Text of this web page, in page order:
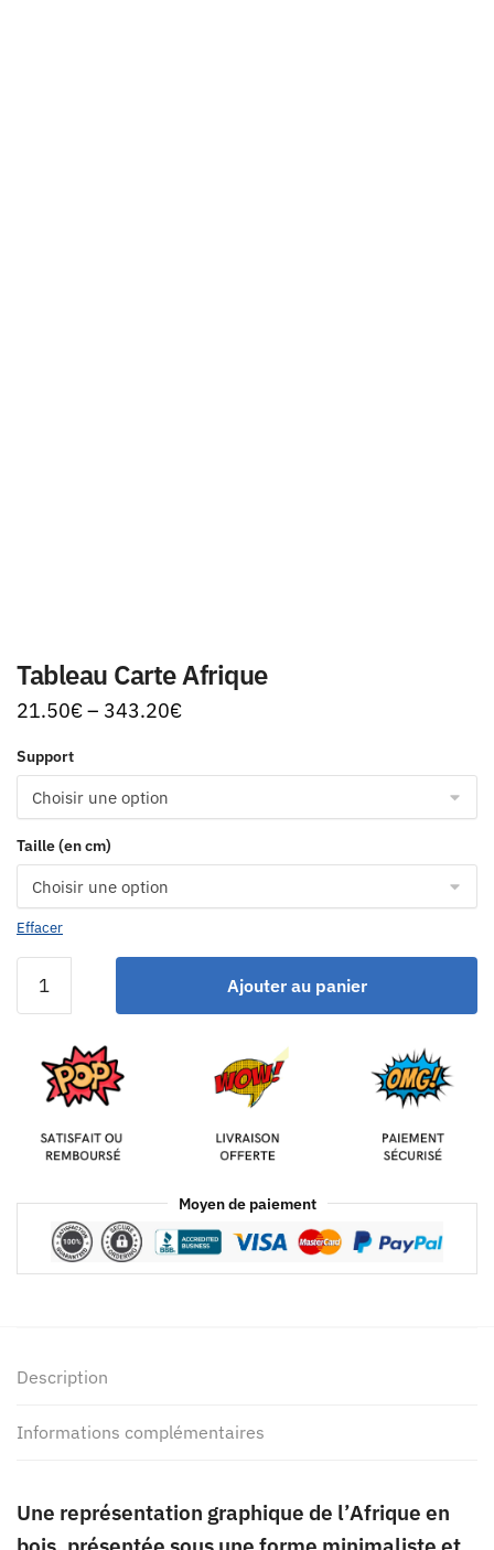
Tableau Carte Afrique
21.50€– 343.20€
Support
Taille (en cm)
Effacer
Ajouter au panier
Moyen de paiement
Description
Informations complémentaires
Une représentation graphique de l’Afrique en